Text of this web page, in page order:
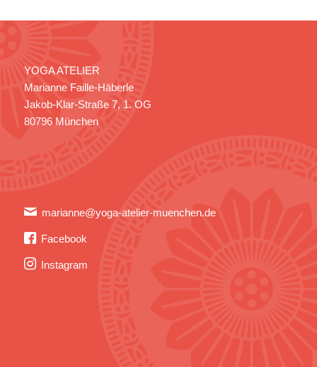
YOGA ATELIER
Marianne Faille-Häberle
Jakob-Klar-Straße 7, 1. OG
80796 München
marianne@yoga-atelier-muenchen.de
Facebook
Instagram